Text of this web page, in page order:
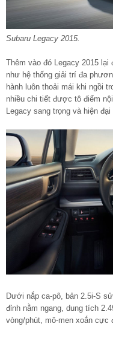
Subaru Legacy 2015.
Thêm vào đó Legacy 2015
như hệ thống giải trí đa
hành luôn thoải mái khi ngồi
nhiều chi tiết được tô điểm
Legacy sang trọng và hiện đại
Dưới nắp ca-pô, bản 2.5i-S
đỉnh nằm ngang, dung tích
vòng/phút, mô-men xoắn cực